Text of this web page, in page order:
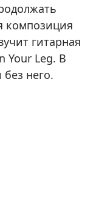
композиция
гитарная
Your Leg. В
него.